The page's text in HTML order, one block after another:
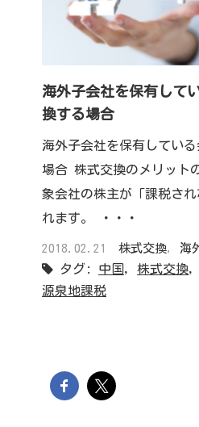
海外子会社を保有して
換する場合
海外子会社を保有してい
場合 株式交換のメリット
象会社の株主が「課税さ
れます。 ・・・
2018.02.21 株式交換, 海
タグ: 中国, 株式交換,
源泉地課税